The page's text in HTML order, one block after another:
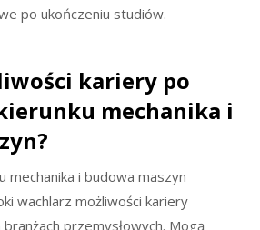
po ukończeniu studiów.
kariery po
mechanika i
mechanika i budowa maszyn
wachlarz możliwości kariery
przemysłowych. Mogą